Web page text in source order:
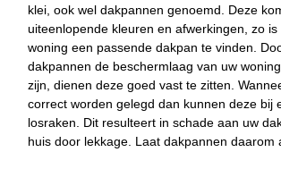
klei, ook wel dakpannen genoemd. Deze
uiteenlopende kleuren en afwerkingen, zo
woning een passende dakpan te vinden.
dakpannen de beschermlaag van uw
zijn, dienen deze goed vast te zitten.
correct worden gelegd dan kunnen deze bij
losraken. Dit resulteert in schade aan uw
huis door lekkage. Laat dakpannen daarom